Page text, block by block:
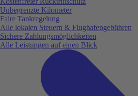
Unbegrenzte Kilometer
Faire Tankregelung
Alle lokalen Steuern & Flughafengebühren
Sichere Zahlungsmöglichkeiten
Alle Leistungen auf einen Blick